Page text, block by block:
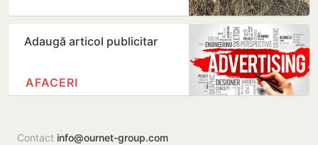
Adaugă articol publicitar
AFACERI
Contact info@ournet-group.com